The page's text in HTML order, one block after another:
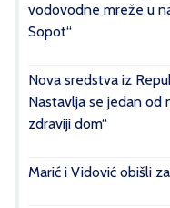
vodovodne mreže u
Sopot“
Nova sredstva iz
Nastavlja se jedan od
zdraviji dom“
Marić i Vidović obišli